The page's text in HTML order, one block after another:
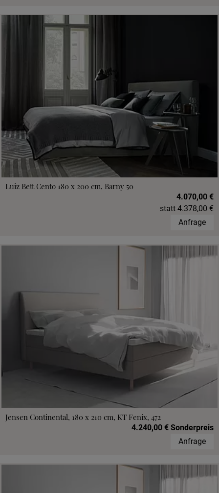
Luiz Bett Cento 180 x 200 cm, Barny 50
4.070,00 €
statt 4.378,00 €
Anfrage
Jensen Continental, 180 x 210 cm, KT Fenix, 472
4.240,00 € Sonderpreis
Anfrage